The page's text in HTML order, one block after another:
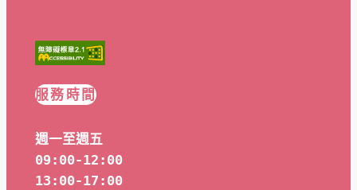
服務時間
週一至週五
09:00-12:00
13:00-17:00